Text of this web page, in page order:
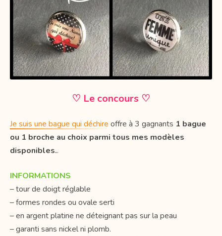
♡ Le concours ♡
Je suis une bague qui déchire offre à 3 gagnants 1 bague
ou 1 broche au choix parmi tous mes modèles
disponibles..
INFORMATIONS
– tour de doigt réglable
– formes rondes ou ovale serti
– en argent platine ne déteignant pas sur la peau
– garanti sans nickel ni plomb.